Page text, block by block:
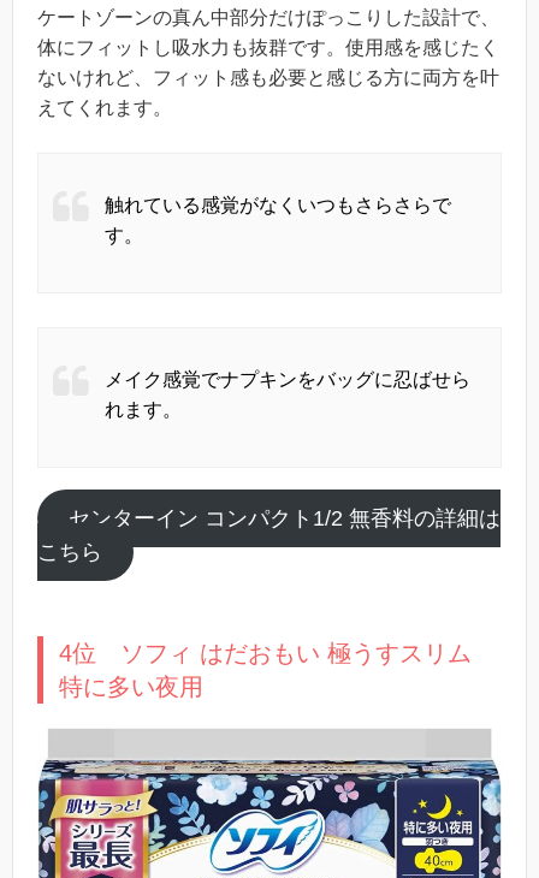
ケートゾーンの真ん中部分だけぽっこりした設計で、
体にフィットし吸水力も抜群です。使用感を感じたく
ないけれど、フィット感も必要と感じる方に両方を叶
えてくれます。
触れている感覚がなくいつもさらさらで
す。
メイク感覚でナプキンをバッグに忍ばせら
れます。
センターイン コンパクト1/2 無香料の詳細は
こちら
4位 ソフィ はだおもい 極うすスリム
特に多い夜用